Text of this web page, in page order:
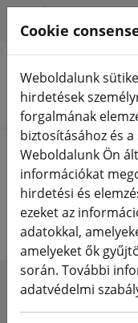
Termékek keresése
Home Tartozékok
Táskák és
Cookie
Weboldalunk
hirdetések
forgalmának
biztosításához és
Weboldalunk Ön
információkat
hirdetési és
ezeket az
adatokkal,
amelyeket ők
során. További
adatvédelmi